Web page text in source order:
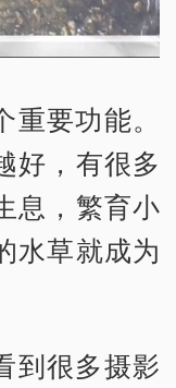
要功能。
好，有很多
息，繁育小
水草就成为
到很多摄影